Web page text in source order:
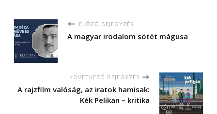
ELŐZŐ BEJEGYZÉS
A magyar irodalom sötét mágusa
KÖVETKEZŐ BEJEGYZÉS
A rajzfilm valóság, az iratok hamisak:
Kék Pelikan – kritika